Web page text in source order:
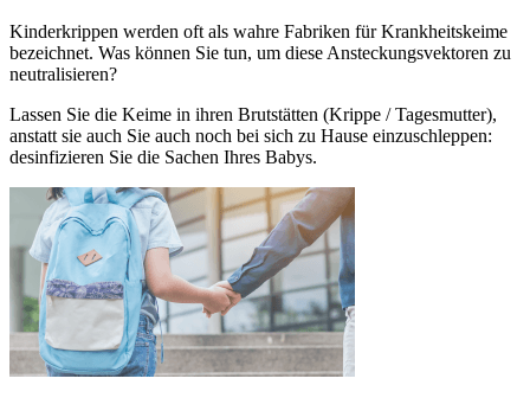
Kinderkrippen werden oft als wahre Fabriken für Krankheitskeime
bezeichnet. Was können Sie tun, um diese Ansteckungsvektoren zu
neutralisieren?
Lassen Sie die Keime in ihren Brutstätten (Krippe / Tagesmutter),
anstatt sie auch Sie auch noch bei sich zu Hause einzuschleppen:
desinfizieren Sie die Sachen Ihres Babys.